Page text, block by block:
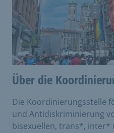
Über die
Die Koordinierungsstelle
und Antidiskriminierung
bisexuellen, trans*, inter*